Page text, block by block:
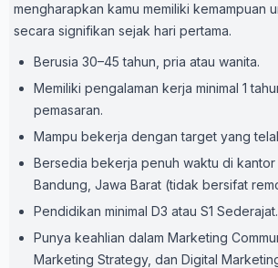
mengharapkan kamu memiliki kemampuan
secara signifikan sejak hari pertama.
Berusia 30–45 tahun, pria atau wanita.
Memiliki pengalaman kerja minimal 1
pemasaran.
Mampu bekerja dengan target yang
Bersedia bekerja penuh waktu di
Bandung, Jawa Barat (tidak bersifat
Pendidikan minimal D3 atau S1 Sederajat.
Punya keahlian dalam Marketing
Marketing Strategy, dan Digital